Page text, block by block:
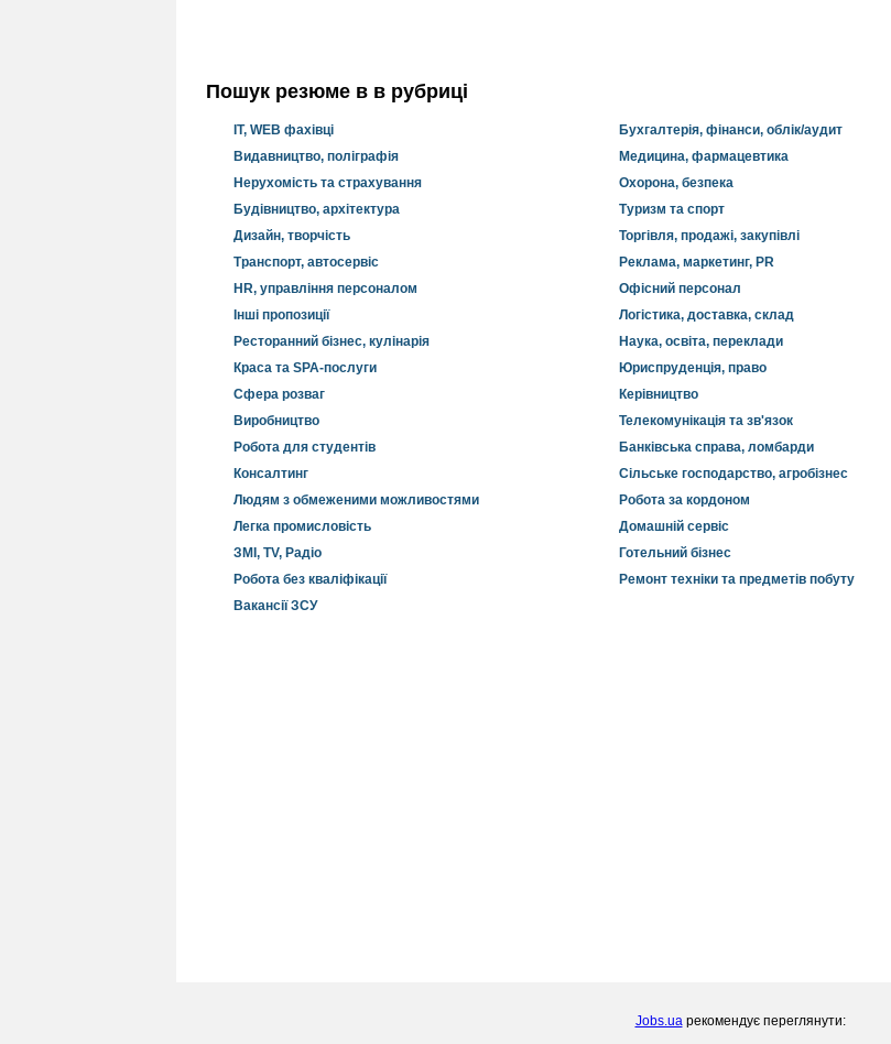
Пошук резюме в в рубриці
IT, WEB фахівці
Бухгалтерія, фінанси, облік/аудит
Видавництво, поліграфія
Медицина, фармацевтика
Нерухомість та страхування
Охорона, безпека
Будівництво, архітектура
Туризм та спорт
Дизайн, творчість
Торгівля, продажі, закупівлі
Транспорт, автосервіс
Реклама, маркетинг, PR
HR, управління персоналом
Офісний персонал
Інші пропозиції
Логістика, доставка, склад
Ресторанний бізнес, кулінарія
Наука, освіта, переклади
Краса та SPA-послуги
Юриспруденція, право
Сфера розваг
Керівництво
Виробництво
Телекомунікація та зв'язок
Робота для студентів
Банківська справа, ломбарди
Консалтинг
Сільське господарство, агробізнес
Людям з обмеженими можливостями
Робота за кордоном
Легка промисловість
Домашній сервіс
ЗМІ, TV, Радіо
Готельний бізнес
Робота без кваліфікації
Ремонт техніки та предметів побуту
Вакансії ЗСУ
Jobs.uaрекомендує переглянути: